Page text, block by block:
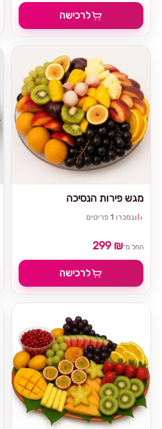
לרכישה
מגש פירות הנסיכה
נמכרו 1 פריטים
החל מ־299 ₪
לרכישה